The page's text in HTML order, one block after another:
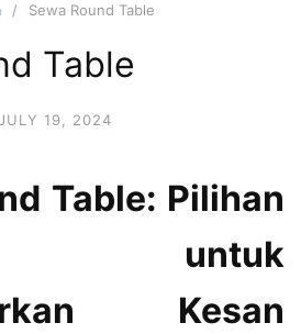
Sewa Round Table
Table
19, 2024
Table: Pilihan
untuk
Kesan